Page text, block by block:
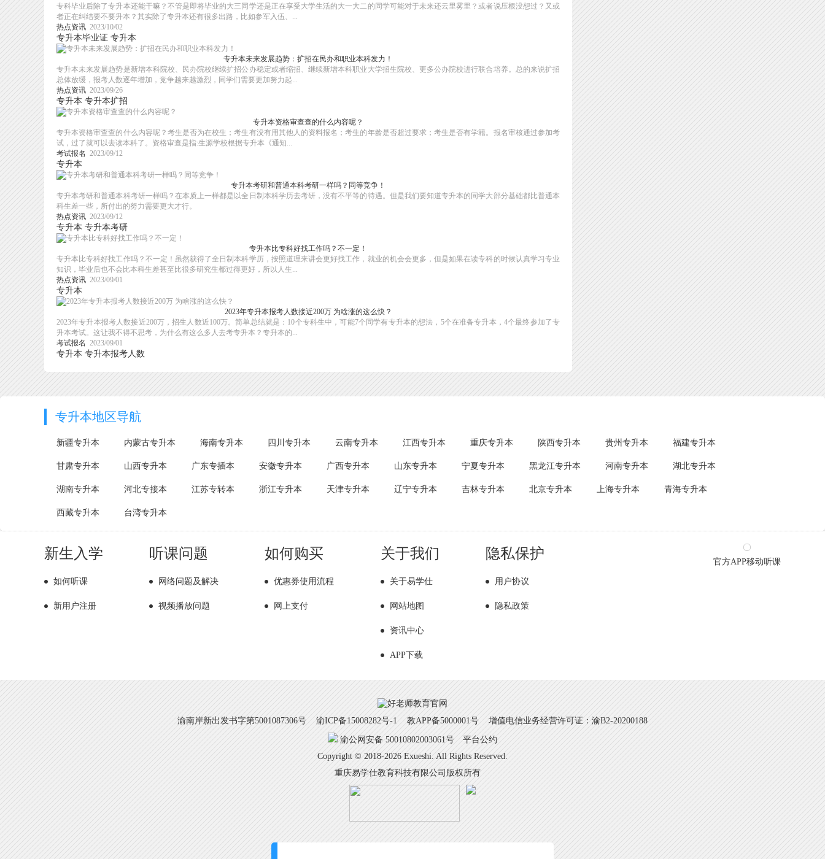
专科毕业后除了专升本还能干嘛？不管是即将毕业的大三同学还是正在享受大学生活的大一大二的同学可能对于未来还云里雾里？或者说压根没想过？又或
者正在纠结要不要升本？其实除了专升本还有很多出路，比如参军入伍、...
热点资讯 2023/10/02
专升本毕业证 专升本
专升本未来发展趋势：扩招在民办和职业本科发力！
专升本未来发展趋势是新增本科院校、民办院校继续扩招公办稳定或者缩招、继续新增本科职业大学招生院校、更多公办院校进行联合培养。总的来说扩招
总体放缓，报考人数逐年增加，竞争越来越激烈，同学们需要更加努力起...
热点资讯 2023/09/26
专升本 专升本扩招
专升本资格审查查的什么内容呢？
专升本资格审查查的什么内容呢？考生是否为在校生；考生有没有用其他人的资料报名；考生的年龄是否超过要求；考生是否有学籍。报名审核通过参加考
试，过了就可以去读本科了。资格审查是指:生源学校根据专升本《通知...
考试报名 2023/09/12
专升本
专升本考研和普通本科考研一样吗？同等竞争！
专升本考研和普通本科考研一样吗？在本质上一样都是以全日制本科学历去考研，没有不平等的待遇。但是我们要知道专升本的同学大部分基础都比普通本
科生差一些，所付出的努力需要更大才行。
热点资讯 2023/09/12
专升本 专升本考研
专升本比专科好找工作吗？不一定！
专升本比专科好找工作吗？不一定！虽然获得了全日制本科学历，按照道理来讲会更好找工作，就业的机会会更多，但是如果在读专科的时候认真学习专业
知识，毕业后也不会比本科生差甚至比很多研究生都过得更好，所以人生...
热点资讯 2023/09/01
专升本
2023年专升本报考人数接近200万 为啥涨的这么快？
2023年专升本报考人数接近200万，招生人数近100万。简单总结就是：10个专科生中，可能7个同学有专升本的想法，5个在准备专升本，4个最终参加了专
升本考试。这让我不得不思考，为什么有这么多人去考专升本？专升本的...
考试报名 2023/09/01
专升本 专升本报考人数
专升本地区导航
新疆专升本 内蒙古专升本 海南专升本 四川专升本 云南专升本 江西专升本 重庆专升本 陕西专升本 贵州专升本 福建专升本
甘肃专升本 山西专升本 广东专插本 安徽专升本 广西专升本 山东专升本 宁夏专升本 黑龙江专升本 河南专升本 湖北专升本
湖南专升本 河北专接本 江苏专转本 浙江专升本 天津专升本 辽宁专升本 吉林专升本 北京专升本 上海专升本 青海专升本
西藏专升本 台湾专升本
新生入学
如何听课
新用户注册
听课问题
网络问题及解决
视频播放问题
如何购买
优惠券使用流程
网上支付
关于我们
关于易学仕
网站地图
资讯中心
APP下载
隐私保护
用户协议
隐私政策
官方APP移动听课
渝南岸新出发书字第5001087306号 渝ICP备15008282号-1 教APP备5000001号 增值电信业务经营许可证：渝B2-20200188
渝公网安备 50010802003061号
平台公约
Copyright © 2018-2026 Exueshi. All Rights Reserved.
重庆易学仕教育科技有限公司版权所有